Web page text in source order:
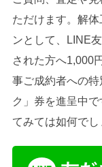
ただけます。解体
ンとして、LINE
された方へ1,000
事ご成約者への
ク」券を進呈中で
てみては如何でし